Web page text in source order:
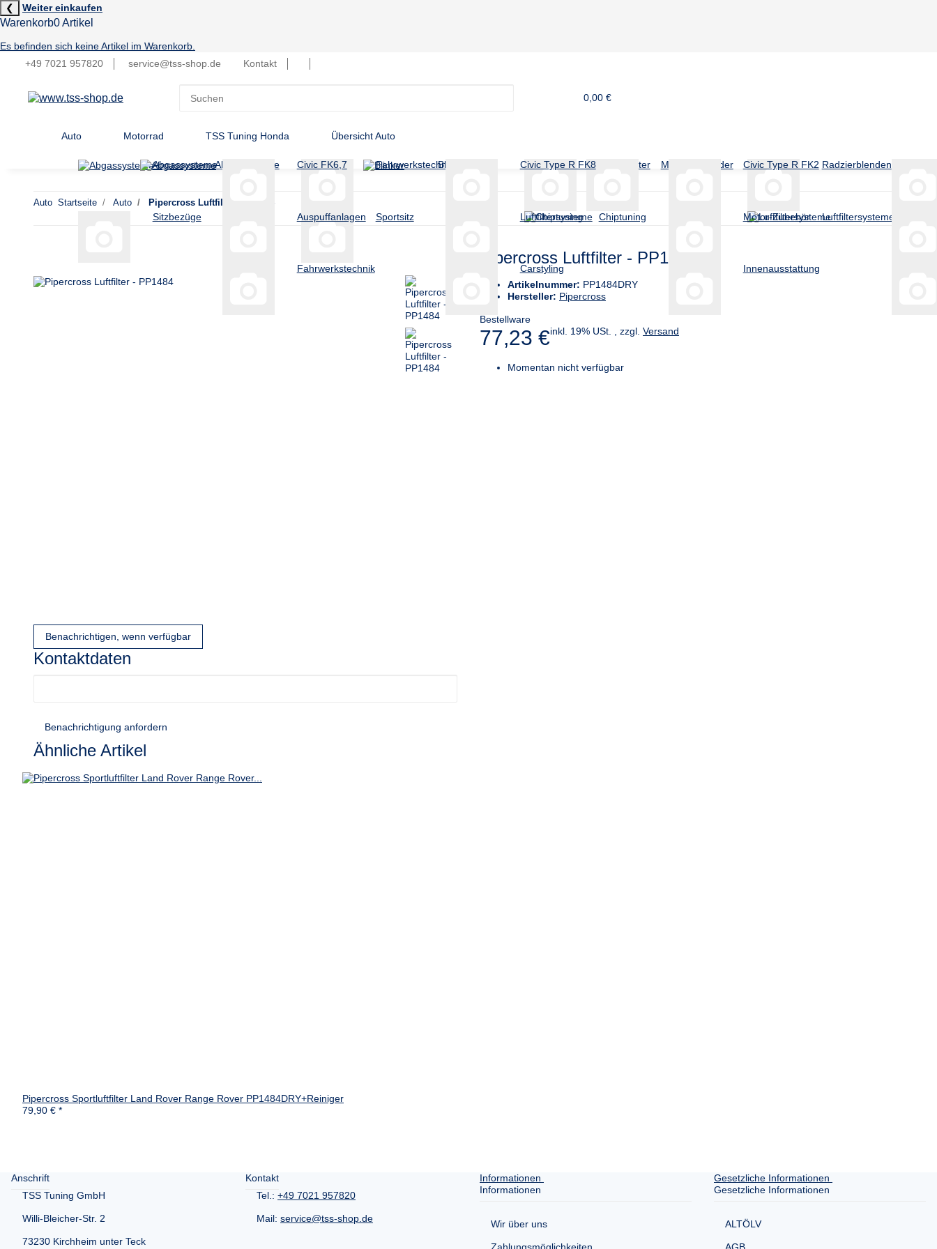
❮ Weiter einkaufen
Warenkorb0 Artikel
Es befinden sich keine Artikel im Warenkorb.
+49 7021 957820
service@tss-shop.de Kontakt
0,00 €
Auto
Abgassysteme Fahrwerkstechnik Hundegitter Radzierblenden
Sitzbezüge Sportsitz Chiptuning Luftfiltersysteme
Motorrad
Abgassysteme Blinker Montageständer
TSS Tuning Honda
Civic FK6,7 Civic Type R FK8 Civic Type R FK2
Auspuffanlagen Luftfiltersysteme Motor-Zubehör
Fahrwerkstechnik Carstyling Innenausstattung
Übersicht Auto
Auto Startseite Auto Pipercross Luftfilter - PP1484
Pipercross Luftfilter - PP1484
Artikelnummer: PP1484DRY
Hersteller: Pipercross
Bestellware
77,23 €inkl. 19% USt. , zzgl. Versand
Momentan nicht verfügbar
Benachrichtigen, wenn verfügbar
Kontaktdaten
Benachrichtigung anfordern
Ähnliche Artikel
Pipercross Sportluftfilter Land Rover Range Rover PP1484DRY+Reiniger
79,90 € *
Anschrift
TSS Tuning GmbH
Willi-Bleicher-Str. 2
73230 Kirchheim unter Teck
Kontakt
Tel.: +49 7021 957820
Mail: service@tss-shop.de
Informationen
Informationen
Wir über uns
Gesetzliche Informationen
Gesetzliche Informationen
ALTÖLV